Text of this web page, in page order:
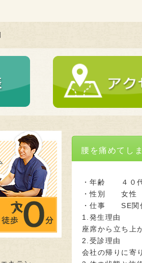
腰を痛めてし
・年齢 ４０
・性別 女性
・仕事 SE関
1.発生理由
座席から立ち上
2.受診理由
会社の帰りに寄